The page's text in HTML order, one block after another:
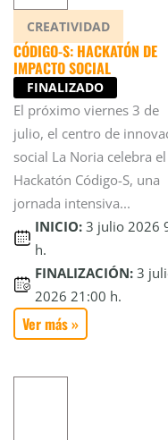
CREATIVIDAD
CÓDIGO-S: HACKATÓN DE
IMPACTO SOCIAL
FINALIZADO
El próximo viernes 3 de
julio, el centro de
social La Noria celebra el
Hackatón Código-S, una
jornada intensiva...
INICIO: 3 julio 2026
h.
FINALIZACIÓN: 3
2026 21:00 h.
Ver más »